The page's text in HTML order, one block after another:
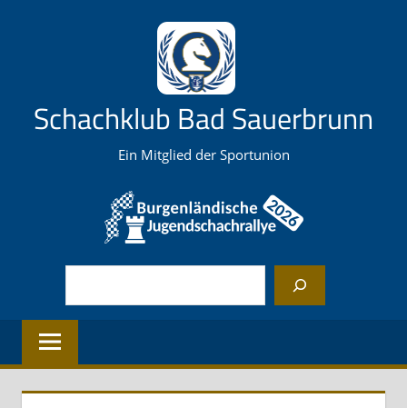
Schachklub Bad Sauerbrunn
Ein Mitglied der Sportunion